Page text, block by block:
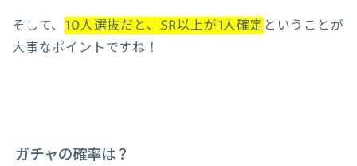
そして、10人選抜だと、SR以上が1人確定 ということが
大事なポイントですね！
ガチャの確率は？